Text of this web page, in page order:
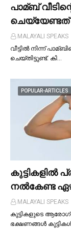
പാമ്ബ്
ചെയ്യേണ്ടത്
MALAYALI SPEAKS
വീട്ടില്‍ നിന്ന്
ചെയ്തിട്ടുണ്ട്. കി…
POPULAR-ARTICLES
കുട്ടികളില്‍
നല്‍കേണ്ട
MALAYALI SPEAKS
കുട്ടികളുടെ
ഭക്ഷണങ്ങള്‍